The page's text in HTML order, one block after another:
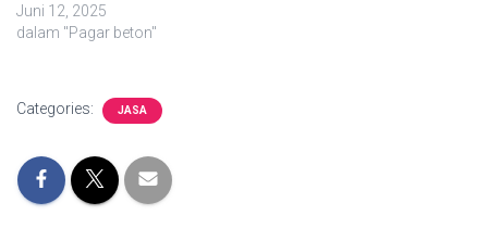
Juni 12, 2025
dalam "Pagar beton"
Categories: JASA